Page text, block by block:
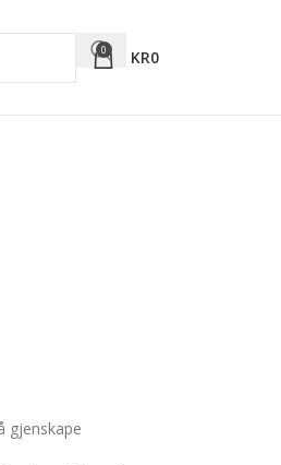
0 KR0
gjenskape